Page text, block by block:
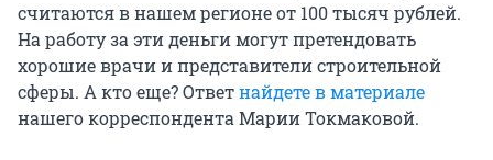
считаются в нашем регионе от 100 тысяч рублей.
На работу за эти деньги могут претендовать
хорошие врачи и представители строительной
сферы. А кто еще? Ответнайдете в материале
нашего корреспондента Марии Токмаковой.